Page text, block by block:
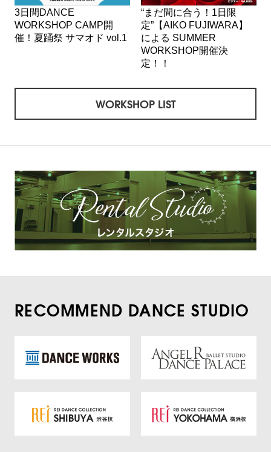
3日間DANCE
WORKSHOP CAMP開
催！夏踊祭 サマオド vol.1
“まだ間に合う！1日限
定”【AIKO FUJIWARA】
による SUMMER
WORKSHOP開催決
定！！
WORKSHOP LIST
RECOMMEND DANCE STUDIO